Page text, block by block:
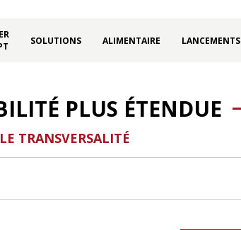
SOLUTIONS ALIMENTAIRE LANCEMENTS
PLUS ÉTENDUE
TRANSVERSALITÉ